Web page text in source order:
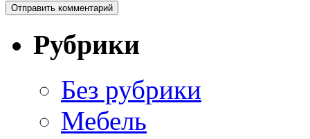
Рубрики
Без рубрики
Мебель